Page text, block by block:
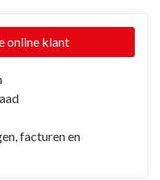
online klant
facturen en